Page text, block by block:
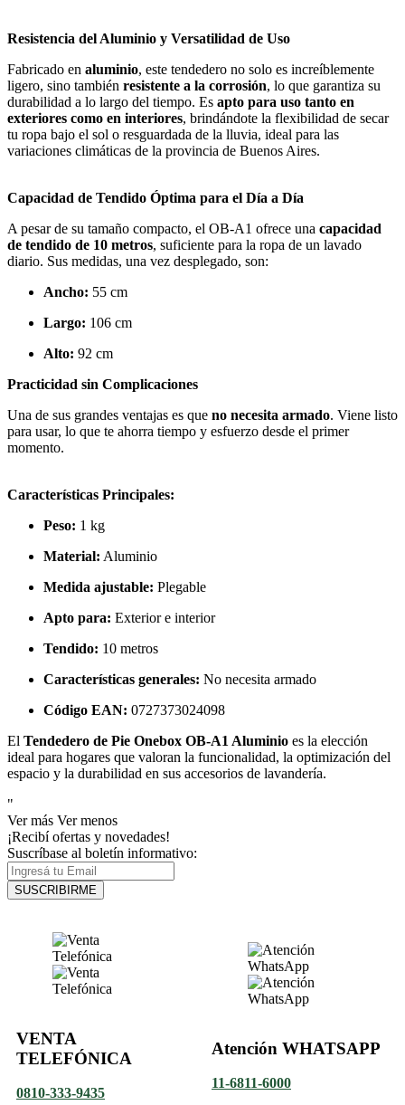
Resistencia del Aluminio y Versatilidad de Uso
Fabricado en aluminio, este tendedero no solo es increíblemente
ligero, sino también resistente a la corrosión, lo que garantiza su
durabilidad a lo largo del tiempo. Es apto para uso tanto en
exteriores como en interiores, brindándote la flexibilidad de secar
tu ropa bajo el sol o resguardada de la lluvia, ideal para las
variaciones climáticas de la provincia de Buenos Aires.
Capacidad de Tendido Óptima para el Día a Día
A pesar de su tamaño compacto, el OB-A1 ofrece una capacidad
de tendido de 10 metros, suficiente para la ropa de un lavado
diario. Sus medidas, una vez desplegado, son:
Ancho: 55 cm
Largo: 106 cm
Alto: 92 cm
Practicidad sin Complicaciones
Una de sus grandes ventajas es que no necesita armado. Viene listo
para usar, lo que te ahorra tiempo y esfuerzo desde el primer
momento.
Características Principales:
Peso: 1 kg
Material: Aluminio
Medida ajustable: Plegable
Apto para: Exterior e interior
Tendido: 10 metros
Características generales: No necesita armado
Código EAN: 0727373024098
El Tendedero de Pie Onebox OB-A1 Aluminio es la elección
ideal para hogares que valoran la funcionalidad, la optimización del
espacio y la durabilidad en sus accesorios de lavandería.
"
Ver más Ver menos
¡Recibí ofertas y novedades!
Suscríbase al boletín informativo:
SUSCRIBIRME
VENTA
TELEFÓNICA
0810-333-9435
Atención WHATSAPP
11-6811-6000